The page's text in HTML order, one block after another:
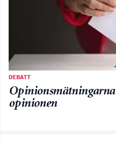
DEBATT
opinionen